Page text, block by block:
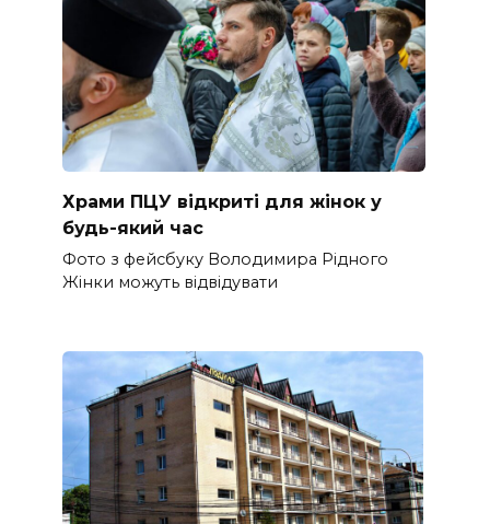
Храми ПЦУ відкриті для жінок у
будь-який час
Фото з фейсбуку Володимира Рідного
Жінки можуть відвідувати